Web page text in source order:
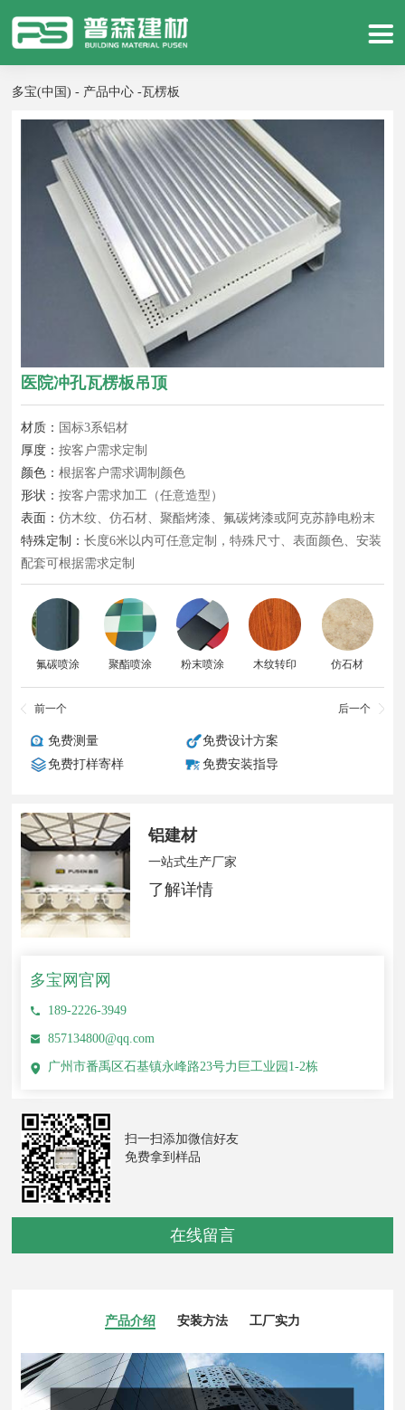
多宝(中国) - 产品中心 -瓦楞板
医院冲孔瓦楞板吊顶
材质： 国标3系铝材
厚度：按客户需求定制
颜色：根据客户需求调制颜色
形状：按客户需求加工（任意造型）
表面：仿木纹、仿石材、聚酯烤漆、氟碳烤漆或阿克苏静电粉末
特殊定制：长度6米以内可任意定制，特殊尺寸、表面颜色、安装
配套可根据需求定制
氟碳喷涂 聚酯喷涂 粉末喷涂 木纹转印 仿石材
后一个
前一个
免费测量
免费设计方案
免费打样寄样
免费安装指导
铝建材
一站式生产厂家
了解详情
多宝网官网
189-2226-3949
857134800@qq.com
广州市番禹区石基镇永峰路23号力巨工业园1-2栋
扫一扫添加微信好友
免费拿到样品
在线留言
产品介绍 安装方法 工厂实力